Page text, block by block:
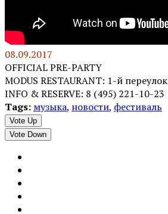
08.09.2017
OFFICIAL PRE-PARTY
MODUS RESTAURANT: 1-й переулок
INFO & RESERVE: 8 (495) 221-10-23
Tags: музыка, новости, фестиваль
Vote Up
Vote Down